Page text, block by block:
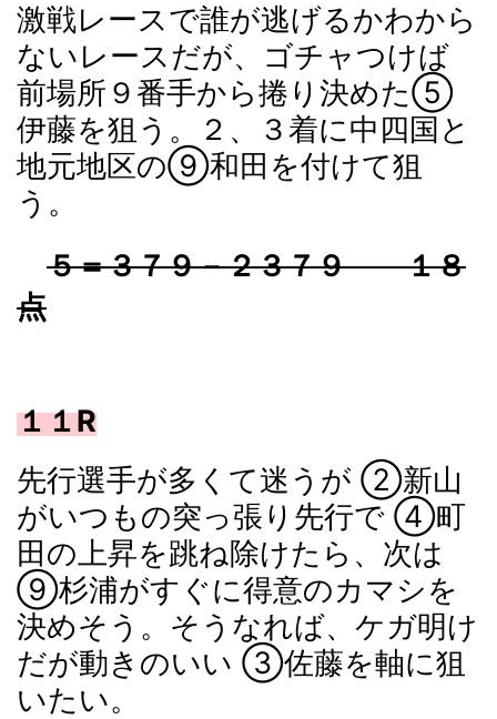
激戦レースで誰が逃げるかわから
ないレースだが、ゴチャつけば
前場所９番手から捲り決めた⑤
伊藤を狙う。２、３着に中四国と
地元地区の⑨和田を付けて狙
う。
５＝３７９－２３７９ １８
点
１１R
先行選手が多くて迷うが ②新山
がいつもの突っ張り先行で ④町
田の上昇を跳ね除けたら、次は
⑨杉浦がすぐに得意のカマシを
決めそう。そうなれば、ケガ明け
だが動きのいい ③佐藤を軸に狙
いたい。